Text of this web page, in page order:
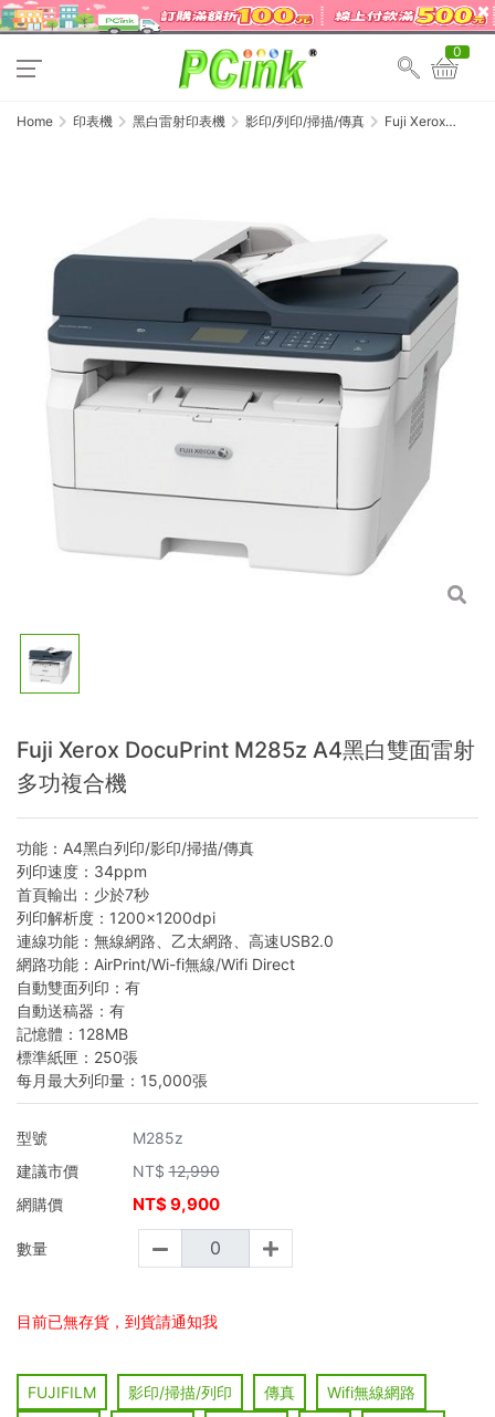
0
Home 印表機 黑白雷射印表機 影印/列印/掃描/傳真
Fuji Xerox
Fuji Xerox DocuPrint M285z A4黑白雙面雷射
多功複合機
功能：A4黑白列印/影印/掃描/傳真
列印速度：34ppm
首頁輸出：少於7秒
列印解析度：1200×1200dpi
連線功能：無線網路、乙太網路、高速USB2.0
網路功能：AirPrint/Wi-fi無線/Wifi Direct
自動雙面列印：有
自動送稿器：有
記憶體：128MB
標準紙匣：250張
每月最大列印量：15,000張
型號
M285z
建議市價
NT$ 12,990
網購價
NT$9,900
數量
目前已無存貨，到貨請通知我
FUJIFILM 影印/掃描/列印 傳真
Wifi無線網路